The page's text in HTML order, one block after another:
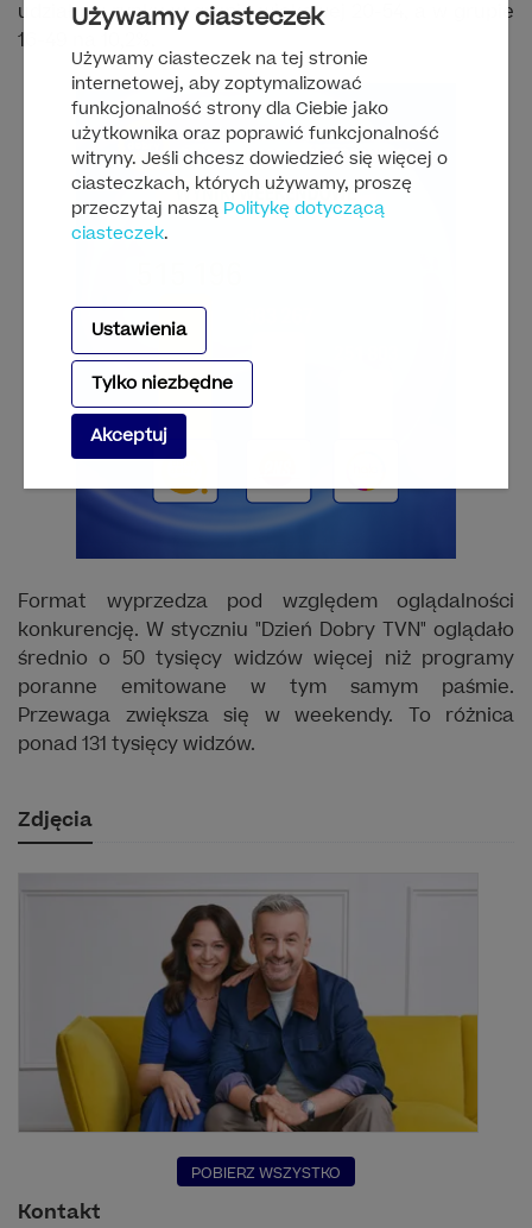
Używamy ciasteczek
Używamy ciasteczek na tej stronie
internetowej, aby zoptymalizować
funkcjonalność strony dla Ciebie jako
użytkownika oraz poprawić funkcjonalność
witryny. Jeśli chcesz dowiedzieć się więcej o
ciasteczkach, których używamy, proszę
przeczytaj naszą Politykę dotyczącą
ciasteczek.
Ustawienia
Tylko niezbędne
Akceptuj
udziału w rynku w grupie wiekowej 20-54, a w grupie
16-49 na 10,2%.
Format wyprzedza pod względem oglądalności
konkurencję. W styczniu "Dzień Dobry TVN" oglądało
średnio o 50 tysięcy widzów więcej niż programy
poranne emitowane w tym samym paśmie.
Przewaga zwiększa się w weekendy. To różnica
ponad 131 tysięcy widzów.
Zdjęcia
POBIERZ WSZYSTKO
Kontakt